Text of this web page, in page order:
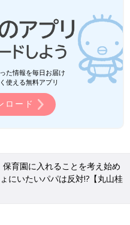
た情報を毎日お届け
使える無料アプリ
ロード
保育園に入れることを考え始め
にいたいパパは反対!?【丸山桂